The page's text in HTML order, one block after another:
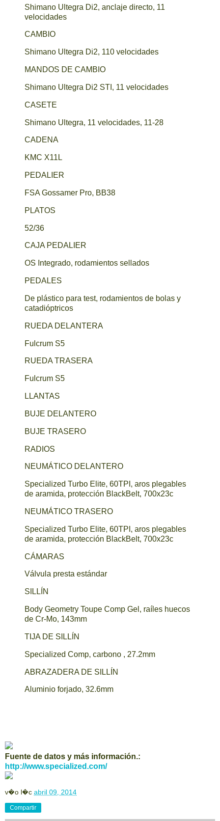
Shimano Ultegra Di2, anclaje directo, 11
velocidades
CAMBIO
Shimano Ultegra Di2, 110 velocidades
MANDOS DE CAMBIO
Shimano Ultegra Di2 STI, 11 velocidades
CASETE
Shimano Ultegra, 11 velocidades, 11-28
CADENA
KMC X11L
PEDALIER
FSA Gossamer Pro, BB38
PLATOS
52/36
CAJA PEDALIER
OS Integrado, rodamientos sellados
PEDALES
De plástico para test, rodamientos de bolas y
catadióptricos
RUEDA DELANTERA
Fulcrum S5
RUEDA TRASERA
Fulcrum S5
LLANTAS
BUJE DELANTERO
BUJE TRASERO
RADIOS
NEUMÁTICO DELANTERO
Specialized Turbo Elite, 60TPI, aros plegables
de aramida, protección BlackBelt, 700x23c
NEUMÁTICO TRASERO
Specialized Turbo Elite, 60TPI, aros plegables
de aramida, protección BlackBelt, 700x23c
CÁMARAS
Válvula presta estándar
SILLÍN
Body Geometry Toupe Comp Gel, raíles huecos
de Cr-Mo, 143mm
TIJA DE SILLÍN
Specialized Comp, carbono , 27.2mm
ABRAZADERA DE SILLÍN
Aluminio forjado, 32.6mm
Fuente de datos y más información.:
http://www.specialized.com/
v�o l�c abril 09, 2014
Compartir